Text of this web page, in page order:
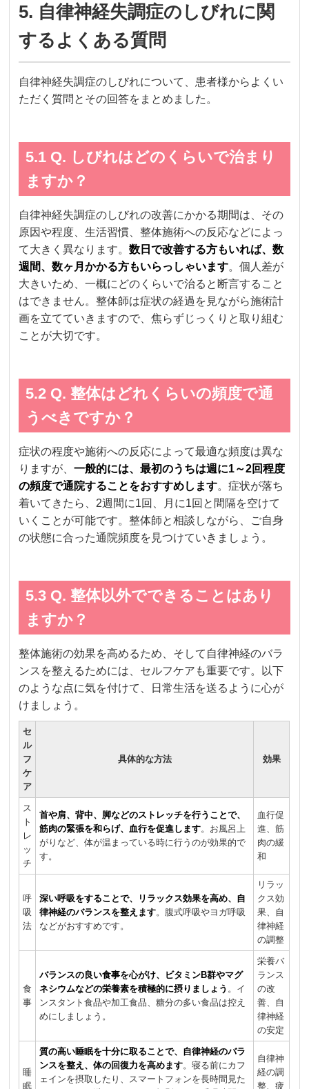
5. 自律神経失調症のしびれに関
するよくある質問
自律神経失調症のしびれについて、患者様からよくい
ただく質問とその回答をまとめました。
5.1 Q. しびれはどのくらいで治まり
ますか？
自律神経失調症のしびれの改善にかかる期間は、その
原因や程度、生活習慣、整体施術への反応などによっ
て大きく異なります。数日で改善する方もいれば、数
週間、数ヶ月かかる方もいらっしゃいます。個人差が
大きいため、一概にどのくらいで治ると断言すること
はできません。整体師は症状の経過を見ながら施術計
画を立てていきますので、焦らずじっくりと取り組む
ことが大切です。
5.2 Q. 整体はどれくらいの頻度で通
うべきですか？
症状の程度や施術への反応によって最適な頻度は異な
りますが、一般的には、最初のうちは週に1～2回程度
の頻度で通院することをおすすめします。症状が落ち
着いてきたら、2週間に1回、月に1回と間隔を空けて
いくことが可能です。整体師と相談しながら、ご自身
の状態に合った通院頻度を見つけていきましょう。
5.3 Q. 整体以外でできることはあり
ますか？
整体施術の効果を高めるため、そして自律神経のバラ
ンスを整えるためには、セルフケアも重要です。以下
のような点に気を付けて、日常生活を送るように心が
けましょう。
セ
ル
フ
ケ
ア
具体的な方法 効果
ス
ト
レ
ッ
チ
首や肩、背中、脚などのストレッチを行うことで、
筋肉の緊張を和らげ、血行を促進します。お風呂上
がりなど、体が温まっている時に行うのが効果的で
す。
血行促
進、筋
肉の緩
和
呼
吸
法
深い呼吸をすることで、リラックス効果を高め、自
律神経のバランスを整えます。腹式呼吸やヨガ呼吸
などがおすすめです。
リラッ
クス効
果、自
律神経
の調整
食
事
バランスの良い食事を心がけ、ビタミンB群やマグ
ネシウムなどの栄養素を積極的に摂りましょう 。イ
ンスタント食品や加工食品、糖分の多い食品は控え
めにしましょう。
栄養バ
ランス
の改
善、自
律神経
の安定
睡
眠
質の高い睡眠を十分に取ることで、自律神経のバラ
ンスを整え、体の回復力を高めます。寝る前にカフ
ェインを摂取したり、スマートフォンを長時間見た
自律神
経の調
整、疲